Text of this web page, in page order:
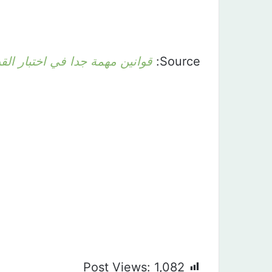
Source: قوانين مهمة جدا في اختبار
Post Views: 1,082